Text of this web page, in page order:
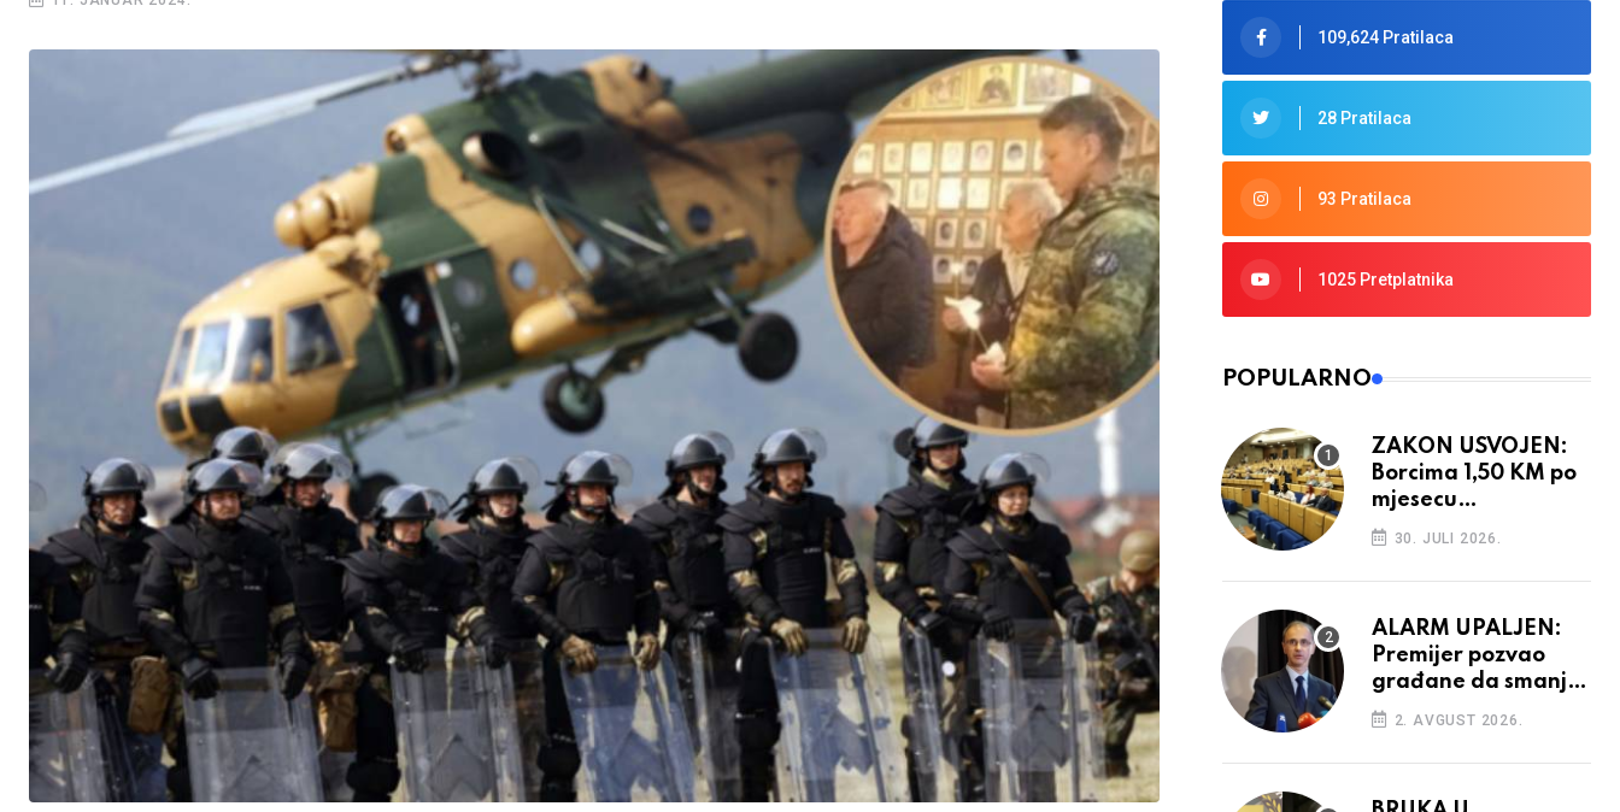
109,624 Pratilaca
28 Pratilaca
93 Pratilaca
1025 Pretplatnika
POPULARNO
ZAKON USVOJEN:
Borcima 1,50 KM po
mjesecu
provedenom u ratu
30. JULI 2026.
ALARM UPALJEN:
Premijer pozvao
građane da smanje
potrošnju struje
2. AVGUST 2026.